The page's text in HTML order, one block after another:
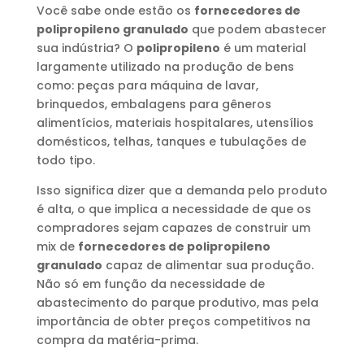
Você sabe onde estão os fornecedores de
polipropileno granulado que podem abastecer
sua indústria? O polipropileno é um material
largamente utilizado na produção de bens
como: peças para máquina de lavar,
brinquedos, embalagens para gêneros
alimentícios, materiais hospitalares, utensílios
domésticos, telhas, tanques e tubulações de
todo tipo.
Isso significa dizer que a demanda pelo produto
é alta, o que implica a necessidade de que os
compradores sejam capazes de construir um
mix de fornecedores de polipropileno
granulado capaz de alimentar sua produção.
Não só em função da necessidade de
abastecimento do parque produtivo, mas pela
importância de obter preços competitivos na
compra da matéria-prima.